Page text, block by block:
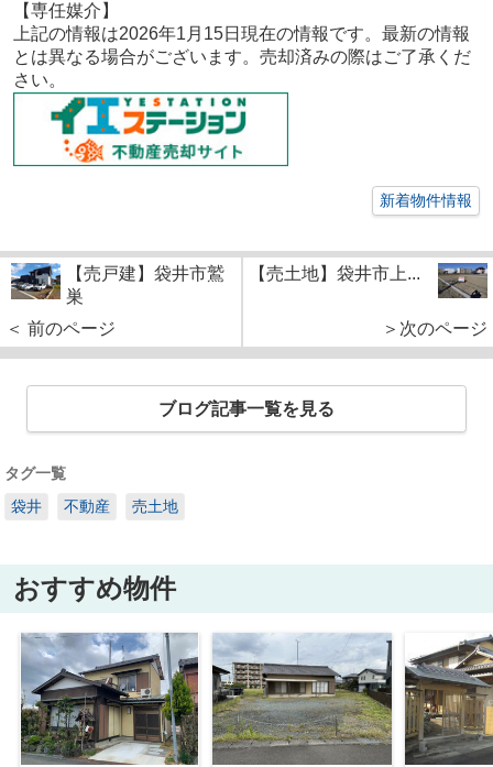
【専任媒介 】
上記の情報は2026年1月15日現在の情報です。最新の情報
とは異なる場合がございます。売却済みの際はご了承くだ
さい。
新着物件情報
【売戸建】袋井市鷲
巣
＜ 前のページ
【売土地】袋井市上...
＞次のページ
ブログ記事一覧を見る
タグ一覧
袋井
不動産 売土地
おすすめ物件